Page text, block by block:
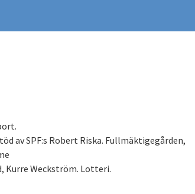
av SPF:s Robert Riska. Fullmäktigegården,
Kurre Weckström. Lotteri.